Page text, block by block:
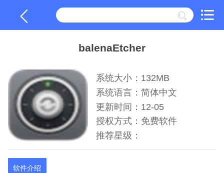
balenaEtcher
系统大小：132MB
系统语言：简体中文
更新时间：12-05
授权方式：免费软件
推荐星级：
软件介绍